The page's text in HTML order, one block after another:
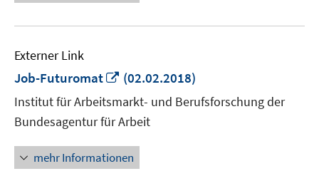
Externer Link
Job-Futuromat
In
neuem
Fenster
öffnen
(02.02.2018)
Institut für Arbeitsmarkt- und Berufsforschung der
Bundesagentur für Arbeit
mehr Informationen